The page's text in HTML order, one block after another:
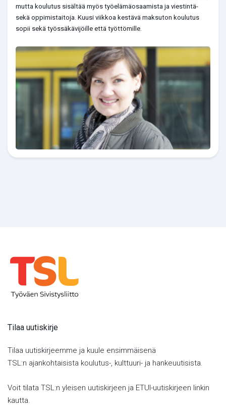
mutta koulutus sisältää myös työelämäosaamista ja viestintä-
sekä oppimistaitoja. Kuusi viikkoa kestävä maksuton koulutus
sopii sekä työssäkävijöille että työttömille.
Tilaa uutiskirje
Tilaa uutiskirjeemme ja kuule ensimmäisenä
TSL:n ajankohtaisista koulutus-, kulttuuri- ja hankeuutisista.
Voit tilata TSL:n yleisen uutiskirjeen ja ETUI-uutiskirjeen linkin
kautta.